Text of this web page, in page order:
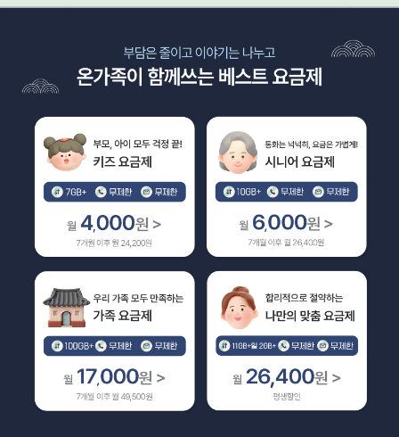
부담은 줄이고 이야기는 나누고 온가족이 함께쓰는 베스트 요금제